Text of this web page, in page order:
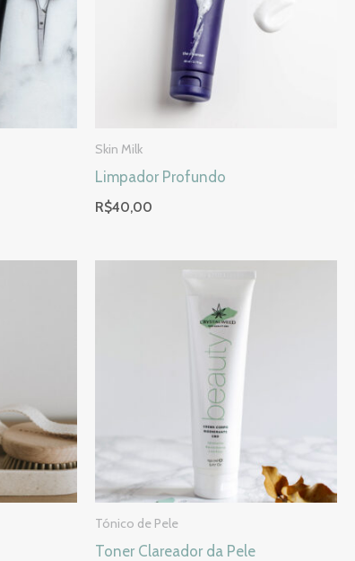
Skin Milk
Limpador Profundo
R$40,00
Tónico de Pele
Toner Clareador da Pele